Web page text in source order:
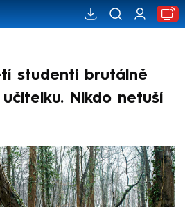
studenti brutálně
Nikdo netuší